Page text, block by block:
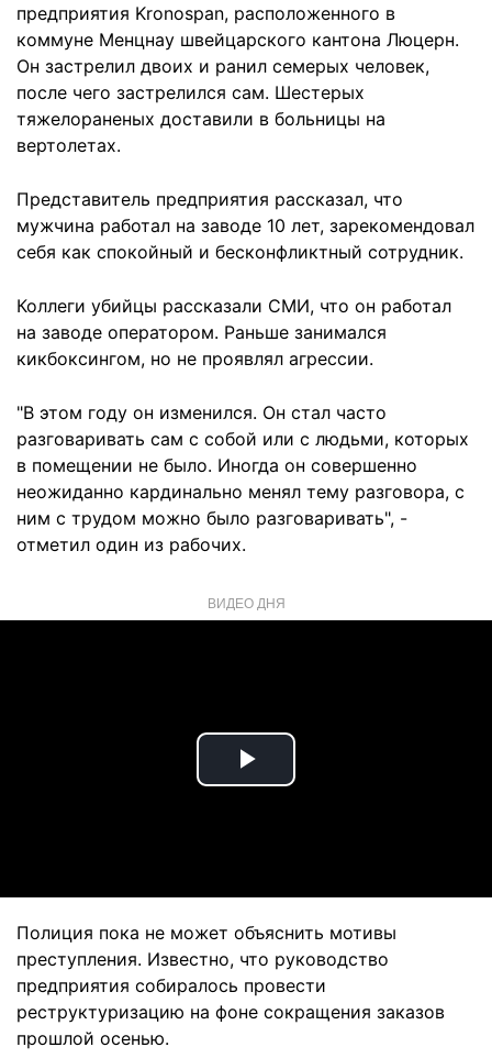
предприятия Kronospan, расположенного в
коммуне Менцнау швейцарского кантона Люцерн.
Он застрелил двоих и ранил семерых человек,
после чего застрелился сам. Шестерых
тяжелораненых доставили в больницы на
вертолетах.
Представитель предприятия рассказал, что
мужчина работал на заводе 10 лет, зарекомендовал
себя как спокойный и бесконфликтный сотрудник.
Коллеги убийцы рассказали СМИ, что он работал
на заводе оператором. Раньше занимался
кикбоксингом, но не проявлял агрессии.
"В этом году он изменился. Он стал часто
разговаривать сам с собой или с людьми, которых
в помещении не было. Иногда он совершенно
неожиданно кардинально менял тему разговора, с
ним с трудом можно было разговаривать", -
отметил один из рабочих.
ВИДЕО ДНЯ
Play
Полиция пока не может объяснить мотивы
преступления. Известно, что руководство
предприятия собиралось провести
реструктуризацию на фоне сокращения заказов
прошлой осенью.